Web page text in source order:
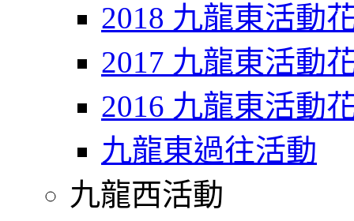
2018 九龍東活動
2017 九龍東活動
2016 九龍東活動
九龍東過往活動
九龍西活動